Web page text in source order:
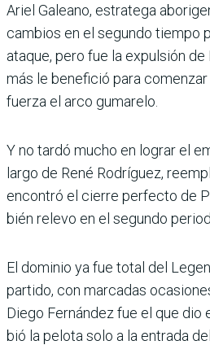
Ariel Galeano, estratega
cambios en el segundo tiempo
ataque, pero fue la expulsión
más le benefició para
fuerza el arco gumarelo.
Y no tardó mucho en lograr el
largo de René Rodríguez,
encontró el cierre perfecto de
bién relevo en el segundo
El dominio ya fue total del
partido, con marcadas
Diego Fernández fue el que
bió la pelota solo a la entrada